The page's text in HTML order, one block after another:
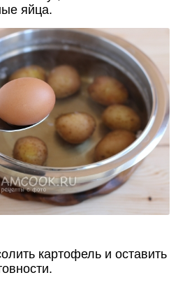
яйца.
картофель и оставить